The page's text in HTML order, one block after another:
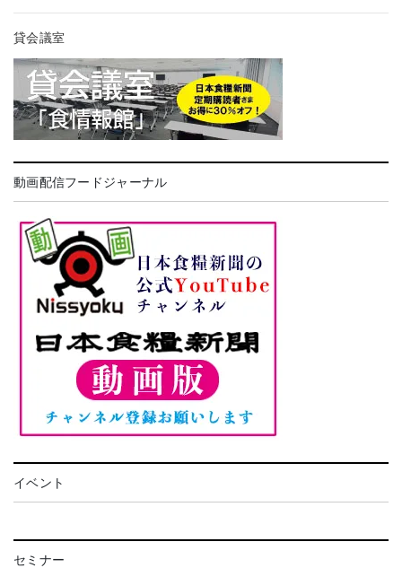
貸会議室
動画配信フードジャーナル
イベント
セミナー